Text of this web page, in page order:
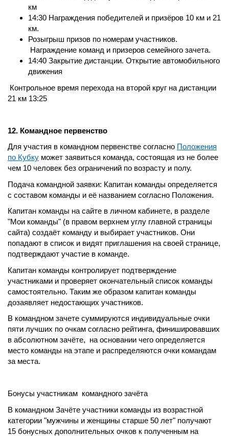
км
14:30 Награждения победителей и призёров 10 км и 21
км.
Розыгрыш призов по номерам участников.
Награждение команд и призеров семейного зачета.
14:40 Закрытие дистанции. Открытие автомобильного
движения
Контрольное время перехода на второй круг на дистанции
21 км 13:25
12. Командное первенство
Для участия в командном первенстве согласно Положения
по Кубку может заявиться команда, состоящая из не более
чем 10 человек без ограничений по возрасту и полу.
Подача командной заявки: Капитан команды определяется
с составом команды и её названием согласно Положения.
Капитан команды на сайте в личном кабинете, в разделе
"Мои команды" (в правом верхнем углу главной страницы
сайта) создаёт команду и выбирает участников. Они
попадают в список и видят приглашения на своей странице,
подтверждают участие в команде.
Капитан команды контролирует подтверждение
участниками и проверяет окончательный список команды
самостоятельно. Таким же образом капитан команды
дозаявляет недостающих участников.
В командном зачете суммируются индивидуальные очки
пяти лучших по очкам согласно рейтинга, финишировавших
в абсолютном зачёте, на основании чего определяется
место команды на этапе и распределяются очки командам
за места.
Бонусы участникам командного зачёта
В командном Зачёте участники команды из возрастной
категории "мужчины и женщины старше 50 лет" получают
15 бонусных дополнительных очков к полученным на